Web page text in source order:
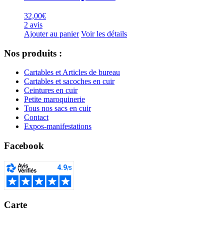
32,00€
2 avis
Ajouter au panier Voir les détails
Nos produits :
Cartables et Articles de bureau
Cartables et sacoches en cuir
Ceintures en cuir
Petite maroquinerie
Tous nos sacs en cuir
Contact
Expos-manifestations
Facebook
Carte